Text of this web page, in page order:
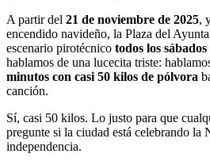
A partir del 21 de noviembre de 2025,
encendido navideño, la Plaza del
escenario pirotécnico todos los
hablamos de una lucecita triste:
minutos con casi 50 kilos de pólvora
canción.
Sí, casi 50 kilos. Lo justo para que
pregunte si la ciudad está celebrando la
independencia.